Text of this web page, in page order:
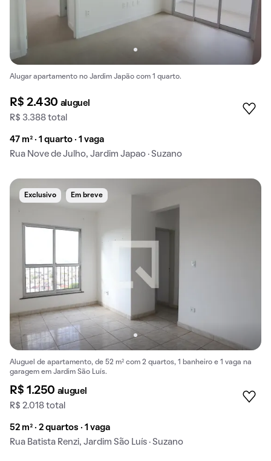
Alugar apartamento no Jardim Japão com 1 quarto.
R$ 2.430 aluguel
R$ 3.388 total
47 m² · 1 quarto · 1 vaga
Rua Nove de Julho, Jardim Japao · Suzano
Exclusivo Em breve
Aluguel de apartamento, de 52 m² com 2 quartos, 1 banheiro e 1 vaga na
garagem em Jardim São Luís.
R$ 1.250 aluguel
R$ 2.018 total
52 m² · 2 quartos · 1 vaga
Rua Batista Renzi, Jardim São Luís · Suzano